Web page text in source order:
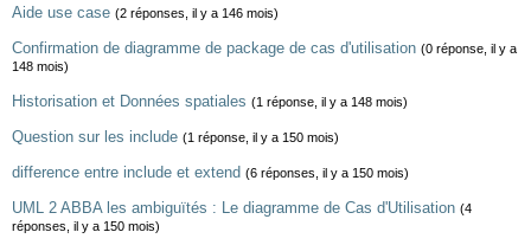
Aide use case (2 réponses, il y a 146 mois)
Confirmation de diagramme de package de cas d'utilisation (0 réponse, il y a
148 mois)
Historisation et Données spatiales (1 réponse, il y a 148 mois)
Question sur les include (1 réponse, il y a 150 mois)
difference entre include et extend (6 réponses, il y a 150 mois)
UML 2 ABBA les ambiguïtés : Le diagramme de Cas d'Utilisation (4
réponses, il y a 150 mois)